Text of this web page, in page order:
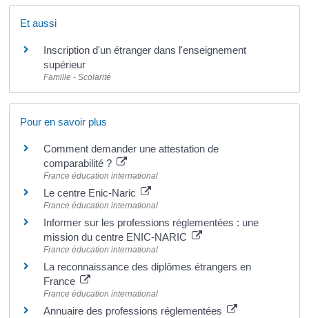
Et aussi
Inscription d'un étranger dans l'enseignement
supérieur
Famille - Scolarité
Pour en savoir plus
Comment demander une attestation de
comparabilité ?
France éducation international
Le centre Enic-Naric
France éducation international
Informer sur les professions réglementées : une
mission du centre ENIC-NARIC
France éducation international
La reconnaissance des diplômes étrangers en
France
France éducation international
Annuaire des professions réglementées